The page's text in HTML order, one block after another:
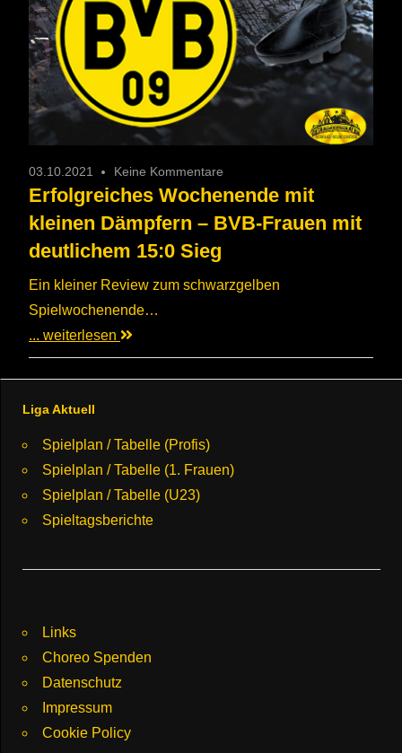
03.10.2021 Keine Kommentare
Erfolgreiches Wochenende mit
kleinen Dämpfern – BVB-Frauen mit
deutlichem 15:0 Sieg
Ein kleiner Review zum schwarzgelben
Spielwochenende…
... weiterlesen
Liga Aktuell
Spielplan / Tabelle (Profis)
Spielplan / Tabelle (1. Frauen)
Spielplan / Tabelle (U23)
Spieltagsberichte
Links
Choreo Spenden
Datenschutz
Impressum
Cookie Policy